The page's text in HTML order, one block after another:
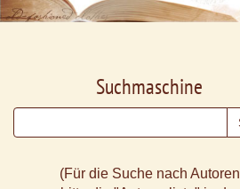
Suchmaschine
(Für die Suche nach Autoren